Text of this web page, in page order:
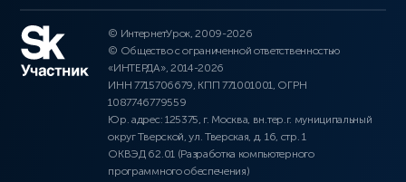
© ИнтернетУрок, 2009-2026
© Общество с ограниченной ответственностью
«ИНТЕРДА», 2014-2026
ИНН 7715706679, КПП 771001001, ОГРН
1087746779559
Юр. адрес: 125375, г. Москва, вн.тер.г. муниципальный
округ Тверской, ул. Тверская, д. 16, стр. 1
ОКВЭД 62.01 (Разработка компьютерного
программного обеспечения)